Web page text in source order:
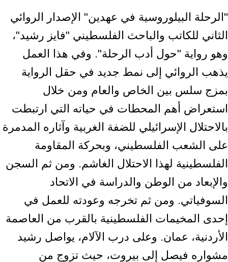
"الرحلة البيلوروسية في عهدين" الإصدار الروائي
الثاني للكاتب والباحث الفلسطيني "فايز رشيد"،
وهو رواية "حول أدب الرحلة". وفي هذا العمل
يذهب الروائي إلى نمط جديد في حقل الرواية
بمزج سلس بين الخاص والعام ومن خلال
استعراض أهم المحطات في حياته التي ارتبطت
بالاحتلال الإسرائيلي للضفة الغربية وآثاره المدمرة
على الشعب الفلسطيني، وبحركة المقاومة
الفلسطينية لهذا الاحتلال الغاشم. ومن ثم السجن
والإبعاد من الوطن والدراسة في الاتحاد
السوفياتي. ومن ثم تخرجه وعودته للعمل في
إحدى المخيمات الفلسطينية بالقرب من العاصمة
الأردنية، عمان. وعلى درب الآلام، يواصل رشيد
مشواره فيصل إلى بيروت، حيث تزوج من